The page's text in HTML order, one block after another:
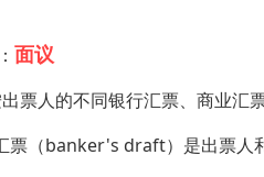
面议
票人的不同银行汇票、商业汇
票（banker's draft）是出票人